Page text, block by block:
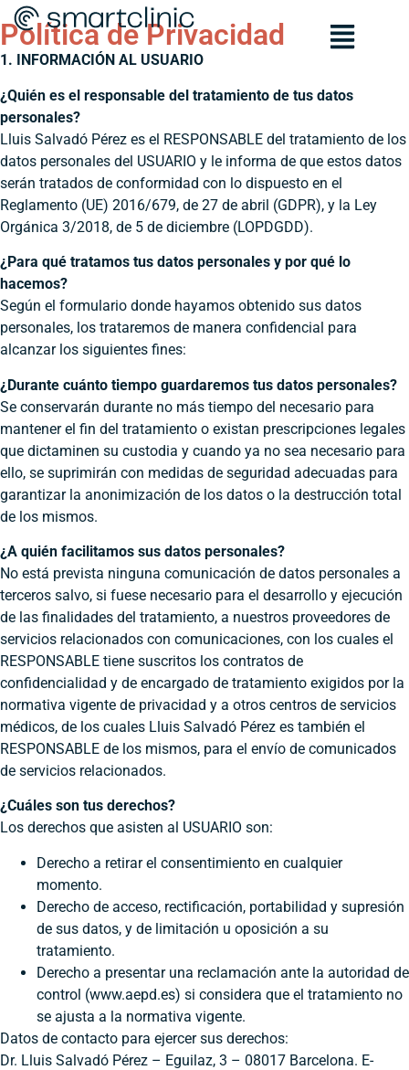
Política de Privacidad
1. INFORMACIÓN AL USUARIO
¿Quién es el responsable del tratamiento de tus datos
personales?
Lluis Salvadó Pérez es el RESPONSABLE del tratamiento de los
datos personales del USUARIO y le informa de que estos datos
serán tratados de conformidad con lo dispuesto en el
Reglamento (UE) 2016/679, de 27 de abril (GDPR), y la Ley
Orgánica 3/2018, de 5 de diciembre (LOPDGDD).
¿Para qué tratamos tus datos personales y por qué lo
hacemos?
Según el formulario donde hayamos obtenido sus datos
personales, los trataremos de manera confidencial para
alcanzar los siguientes fines:
¿Durante cuánto tiempo guardaremos tus datos personales?
Se conservarán durante no más tiempo del necesario para
mantener el fin del tratamiento o existan prescripciones legales
que dictaminen su custodia y cuando ya no sea necesario para
ello, se suprimirán con medidas de seguridad adecuadas para
garantizar la anonimización de los datos o la destrucción total
de los mismos.
¿A quién facilitamos sus datos personales?
No está prevista ninguna comunicación de datos personales a
terceros salvo, si fuese necesario para el desarrollo y ejecución
de las finalidades del tratamiento, a nuestros proveedores de
servicios relacionados con comunicaciones, con los cuales el
RESPONSABLE tiene suscritos los contratos de
confidencialidad y de encargado de tratamiento exigidos por la
normativa vigente de privacidad y a otros centros de servicios
médicos, de los cuales Lluis Salvadó Pérez es también el
RESPONSABLE de los mismos, para el envío de comunicados
de servicios relacionados.
¿Cuáles son tus derechos?
Los derechos que asisten al USUARIO son:
Derecho a retirar el consentimiento en cualquier
momento.
Derecho de acceso, rectificación, portabilidad y supresión
de sus datos, y de limitación u oposición a su
tratamiento.
Derecho a presentar una reclamación ante la autoridad de
control (www.aepd.es) si considera que el tratamiento no
se ajusta a la normativa vigente.
Datos de contacto para ejercer sus derechos:
Dr. Lluis Salvadó Pérez – Eguilaz, 3 – 08017 Barcelona. E-